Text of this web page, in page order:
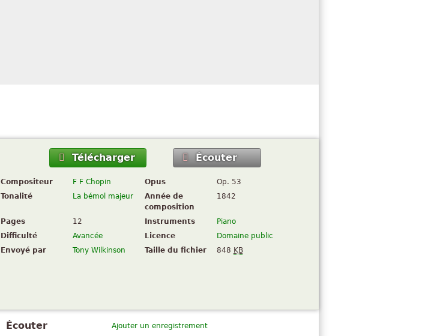
Télécharger Écouter
Compositeur F F Chopin Opus
Op. 53
Tonalité
La bémol majeur
Année de
composition
1842
Pages 12 Instruments
Piano
Difficulté
Avancée Licence
Domaine public
Envoyé par
Tony Wilkinson Taille du fichier 848 KB
Ajouter un enregistrement
Écouter